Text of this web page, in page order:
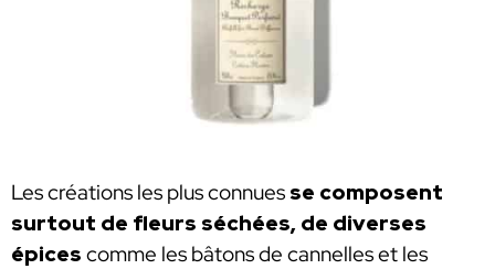
Les créations les plus connues se composent
surtout de fleurs séchées, de diverses
épices comme les bâtons de cannelles et les